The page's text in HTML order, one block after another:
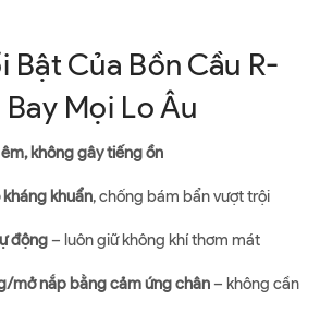
Bật Của Bồn Cầu R-
Mọi Lo Âu
không gây tiếng ồn
kháng khuẩn, chống bám bẩn vượt trội
động– luôn giữ không khí thơm mát
mở nắp bằng cảm ứng chân– không cần